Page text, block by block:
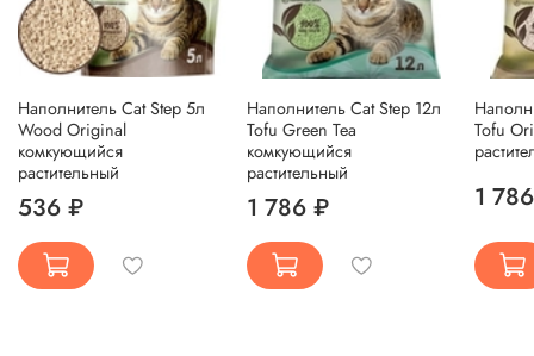
Наполнитель Cat Step 5л
Wood Original
комкующийся
растительный
536 ₽
Наполнитель Cat Step 12л
Tofu Green Tea
комкующийся
растительный
1 786 ₽
Tofu
1